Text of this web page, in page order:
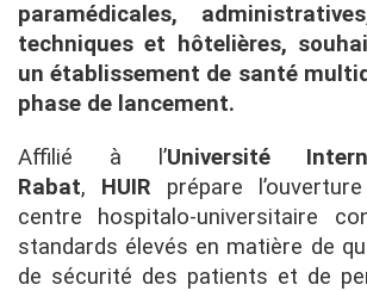
paramédicales,
techniques et hôtelières,
un établissement de santé
phase de lancement.
Affilié à l’Université
Rabat, HUIR prépare
centre hospitalo-universitaire
standards élevés en matière de
de sécurité des patients et de